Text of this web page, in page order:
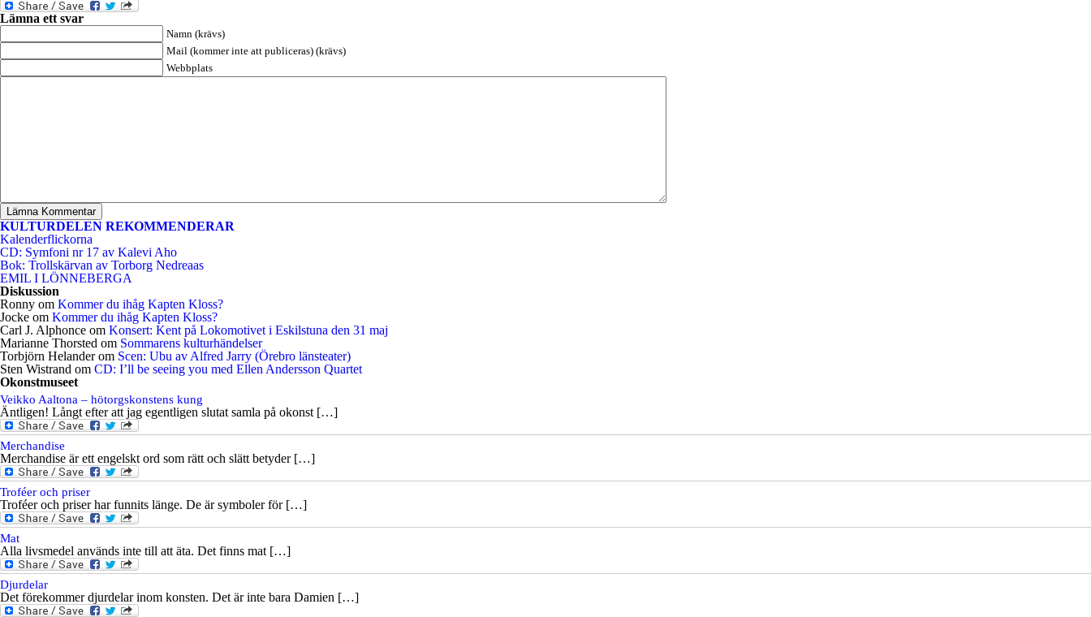
Lämna ett svar
Namn (krävs)
Mail (kommer inte att publiceras) (krävs)
Webbplats
KULTURDELEN REKOMMENDERAR
Kalenderflickorna
CD: Symfoni nr 17 av Kalevi Aho
Bok: Trollskärvan av Torborg Nedreaas
EMIL I LÖNNEBERGA
Diskussion
Ronny om Kommer du ihåg Kapten Kloss?
Jocke om Kommer du ihåg Kapten Kloss?
Carl J. Alphonce om Konsert: Kent på Lokomotivet i Eskilstuna den 31 maj
Marianne Thorsted om Sommarens kulturhändelser
Torbjörn Helanderom Scen: Ubu av Alfred Jarry (Örebro länsteater)
Sten Wistrand om CD: I’ll be seeing you med Ellen Andersson Quartet
Okonstmuseet
Veikko Aaltona – hötorgskonstens kung
Äntligen! Långt efter att jag egentligen slutat samla på okonst […]
Merchandise
Merchandise är ett engelskt ord som rätt och slätt betyder […]
Troféer och priser
Troféer och priser har funnits länge. De är symboler för […]
Mat
Alla livsmedel används inte till att äta. Det finns mat […]
Djurdelar
Det förekommer djurdelar inom konsten. Det är inte bara Damien […]